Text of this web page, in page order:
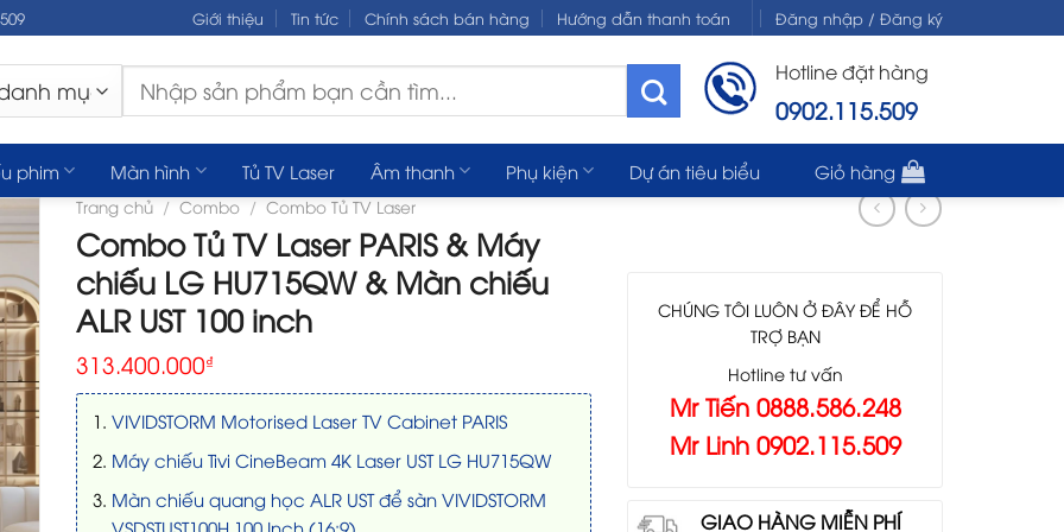
Giới thiệu Tin tức Chính sách bán hàng Hướng dẫn thanh toán Đăng nhập / Đăng ký
Tìm
kiếm:
Hotline đặt hàng
0902.115.509
phim Màn hình Tủ TV Laser Âm thanh Phụ kiện Dự án tiêu biểu Giỏ hàng
Trang chủ / Combo / Combo Tủ TV Laser
Combo Tủ TV Laser PARIS & Máy
chiếu LG HU715QW & Màn chiếu
ALR UST 100 inch
313.400.000₫
VIVIDSTORM Motorised Laser TV Cabinet PARIS
Máy chiếu Tivi CineBeam 4K Laser UST LG HU715QW
Màn chiếu quang học ALR UST để sàn VIVIDSTORM
CHÚNG TÔI LUÔN Ở ĐÂY ĐỂ HỖ
TRỢ BẠN
Hotline tư vấn
Mr Tiến 0888.586.248
Mr Linh 0902.115.509
GIAO HÀNG MIỄN PHÍ